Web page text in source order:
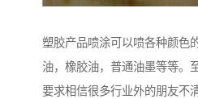
塑胶产品喷涂可以喷各种颜色
油，橡胶油，普通油墨等等。
要求相信很多行业外的朋友不清